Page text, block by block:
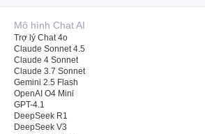
Mô hình Chat AI
Trợ lý Chat 4o
Claude Sonnet 4.5
Claude 4 Sonnet
Claude 3.7 Sonnet
Gemini 2.5 Flash
OpenAI O4 Mini
GPT-4.1
DeepSeek R1
DeepSeek V3